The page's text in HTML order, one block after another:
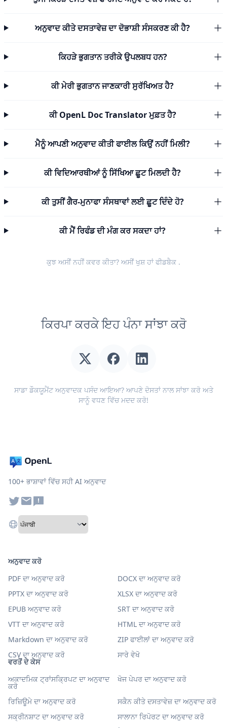
ਅਨੁਵਾਦ ਕੀਤੇ ਦਸਤਾਵੇਜ਼ ਦਾ ਦੋਭਾਸ਼ੀ ਸੰਸਕਰਣ ਕੀ ਹੈ?
ਕਿਹੜੇ ਭੁਗਤਾਨ ਤਰੀਕੇ ਉਪਲਬਧ ਹਨ?
ਕੀ ਮੇਰੀ ਭੁਗਤਾਨ ਜਾਣਕਾਰੀ ਸੁਰੱਖਿਅਤ ਹੈ?
ਕੀ OpenL Doc Translator ਮੁਫ਼ਤ ਹੈ?
ਮੈਨੂੰ ਆਪਣੀ ਅਨੁਵਾਦ ਕੀਤੀ ਫਾਈਲ ਕਿਉਂ ਨਹੀਂ ਮਿਲੀ?
ਕੀ ਵਿਦਿਆਰਥੀਆਂ ਨੂੰ ਸਿੱਖਿਆ ਛੂਟ ਮਿਲਦੀ ਹੈ?
ਕੀ ਤੁਸੀਂ ਗੈਰ-ਮੁਨਾਫਾ ਸੰਸਥਾਵਾਂ ਲਈ ਛੂਟ ਦਿੰਦੇ ਹੋ?
ਕੀ ਮੈਂ ਰਿਫੰਡ ਦੀ ਮੰਗ ਕਰ ਸਕਦਾ ਹਾਂ?
ਕੁਝ ਅਸੀਂ ਨਹੀਂ ਕਵਰ ਕੀਤਾ? ਅਸੀਂ ਖੁਸ਼ ਹਾਂਫੀਡਬੈਕ .
ਕਿਰਪਾ ਕਰਕੇ ਇਹ ਪੰਨਾ ਸਾਂਝਾ ਕਰੋ
ਸਾਡਾ ਡੌਕਯੂਮੈਂਟ ਅਨੁਵਾਦਕ ਪਸੰਦ ਆਇਆ? ਆਪਣੇ ਦੋਸਤਾਂ ਨਾਲ ਸਾਂਝਾ ਕਰੋ ਅਤੇ
ਸਾਨੂੰ ਵਧਣ ਵਿੱਚ ਮਦਦ ਕਰੋ!
100+ ਭਾਸ਼ਾਵਾਂ ਵਿੱਚ ਸਹੀ AI ਅਨੁਵਾਦ
ਵਰਤੋਂ ਦੇ ਕੇਸ
ਅਕਾਦਮਿਕ ਟ੍ਰਾਂਸਕ੍ਰਿਪਟ ਦਾ ਅਨੁਵਾਦ
ਕਰੋ
ਖੋਜ ਪੇਪਰ ਦਾ ਅਨੁਵਾਦ ਕਰੋ
ਰਿਜ਼ਿਊਮੇ ਦਾ ਅਨੁਵਾਦ ਕਰੋ
ਸਕੈਨ ਕੀਤੇ ਦਸਤਾਵੇਜ਼ ਦਾ ਅਨੁਵਾਦ ਕਰੋ
ਸਕ੍ਰੀਨਸ਼ਾਟ ਦਾ ਅਨੁਵਾਦ ਕਰੋ
ਸਾਲਾਨਾ ਰਿਪੋਰਟ ਦਾ ਅਨੁਵਾਦ ਕਰੋ
ਅਨੁਵਾਦ ਕਰੋ
PDF ਦਾ ਅਨੁਵਾਦ ਕਰੋ
DOCX ਦਾ ਅਨੁਵਾਦ ਕਰੋ
PPTX ਦਾ ਅਨੁਵਾਦ ਕਰੋ
XLSX ਦਾ ਅਨੁਵਾਦ ਕਰੋ
EPUB ਅਨੁਵਾਦ ਕਰੋ
SRT ਦਾ ਅਨੁਵਾਦ ਕਰੋ
VTT ਦਾ ਅਨੁਵਾਦ ਕਰੋ
HTML ਦਾ ਅਨੁਵਾਦ ਕਰੋ
Markdown ਦਾ ਅਨੁਵਾਦ ਕਰੋ
ZIP ਫਾਈਲਾਂ ਦਾ ਅਨੁਵਾਦ ਕਰੋ
CSV ਦਾ ਅਨੁਵਾਦ ਕਰੋ
ਸਾਰੇ ਵੇਖੋ